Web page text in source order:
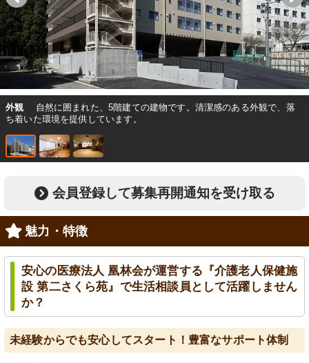
外観
自然に囲まれた、5階建ての建物です。清潔感のある外観で、落
ち着いた環境を提供しています。
会員登録して募集再開通知を受け取る
魅力・特徴
安心の医療法人 凰林会が運営する『介護老人保健施
設 第二さくら苑』で生活相談員として活躍しません
か？
未経験からでも安心してスタート！豊富なサポート体制